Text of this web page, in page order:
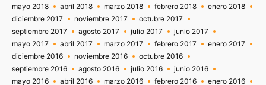
mayo 2018
abril 2018 marzo 2018 febrero 2018
enero 2018
diciembre 2017
noviembre 2017
octubre 2017
septiembre 2017
agosto 2017 julio 2017
junio 2017
mayo 2017
abril 2017 marzo 2017 febrero 2017
enero 2017
diciembre 2016
noviembre 2016
octubre 2016
septiembre 2016
agosto 2016 julio 2016
junio 2016
mayo 2016
abril 2016 marzo 2016 febrero 2016 enero 2016